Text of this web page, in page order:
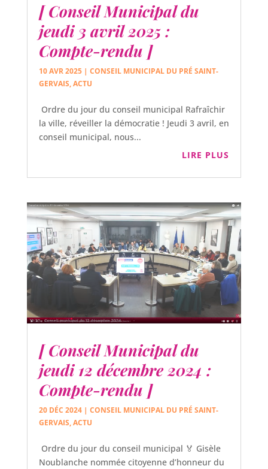
[ Conseil Municipal du
jeudi 3 avril 2025 :
Compte-rendu ]
10 AVR 2025| CONSEIL MUNICIPAL DU PRÉ SAINT-
GERVAIS,ACTU
Ordre du jour du conseil municipal Rafraîchir
la ville, réveiller la démocratie ! Jeudi 3 avril, en
conseil municipal, nous...
LIRE PLUS
[ Conseil Municipal du
jeudi 12 décembre 2024 :
Compte-rendu ]
20 DÉC 2024| CONSEIL MUNICIPAL DU PRÉ SAINT-
GERVAIS,ACTU
Ordre du jour du conseil municipal 🏅 Gisèle
Noublanche nommée citoyenne d’honneur du